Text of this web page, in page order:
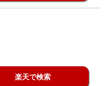
楽天で検索